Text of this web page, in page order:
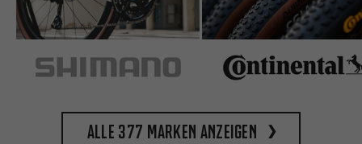
Alle 377 Marken anzeigen